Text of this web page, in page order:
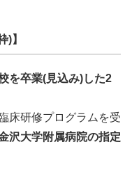
)】
を卒業(見込み)した2
床研修プログラムを受
沢大学附属病院の指定